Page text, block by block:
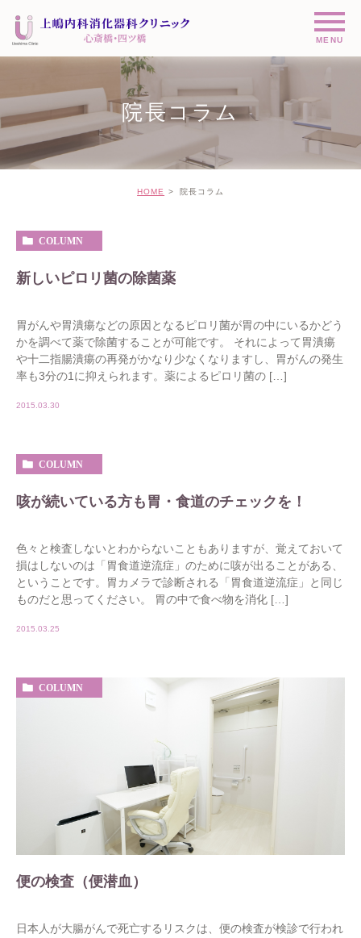
院長コラム
HOME 院長コラム
COLUMN
新しいピロリ菌の除菌薬
胃がんや胃潰瘍などの原因となるピロリ菌が胃の中にいるかどう
かを調べて薬で除菌することが可能です。 それによって胃潰瘍
や十二指腸潰瘍の再発がかなり少なくなりますし、胃がんの発生
率も3分の1に抑えられます。薬によるピロリ菌の […]
2015.03.30
COLUMN
咳が続いている方も胃・食道のチェックを！
色々と検査しないとわからないこともありますが、覚えておいて
損はしないのは「胃食道逆流症」のために咳が出ることがある、
ということです。胃カメラで診断される「胃食道逆流症」と同じ
ものだと思ってください。 胃の中で食べ物を消化 […]
2015.03.25
COLUMN
便の検査（便潜血）
日本人が大腸がんで死亡するリスクは、便の検査が検診で行われ